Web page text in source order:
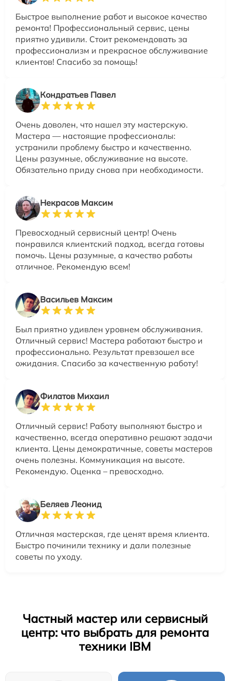
Быстрое выполнение работ и высокое качество
ремонта! Профессиональный сервис, цены
приятно удивили. Стоит рекомендовать за
профессионализм и прекрасное обслуживание
клиентов! Спасибо за помощь!
Кондратьев Павел
Очень доволен, что нашел эту мастерскую.
Мастера — настоящие профессионалы:
устранили проблему быстро и качественно.
Цены разумные, обслуживание на высоте.
Обязательно приду снова при необходимости.
Некрасов Максим
Превосходный сервисный центр! Очень
понравился клиентский подход, всегда готовы
помочь. Цены разумные, а качество работы
отличное. Рекомендую всем!
Васильев Максим
Был приятно удивлен уровнем обслуживания.
Отличный сервис! Мастера работают быстро и
профессионально. Результат превзошел все
ожидания. Спасибо за качественную работу!
Филатов Михаил
Отличный сервис! Работу выполняют быстро и
качественно, всегда оперативно решают задачи
клиента. Цены демократичные, советы мастеров
очень полезны. Коммуникация на высоте.
Рекомендую. Оценка – превосходно.
Беляев Леонид
Отличная мастерская, где ценят время клиента.
Быстро починили технику и дали полезные
советы по уходу.
Частный мастер или сервисный
центр: что выбрать для ремонта
техники IBM